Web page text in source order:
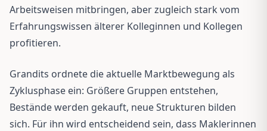
Arbeitsweisen mitbringen, aber zugleich stark vom
Erfahrungswissen älterer Kolleginnen und Kollegen
profitieren.
Grandits ordnete die aktuelle Marktbewegung als
Zyklusphase ein: Größere Gruppen entstehen,
Bestände werden gekauft, neue Strukturen bilden
sich. Für ihn wird entscheidend sein, dass Maklerinnen